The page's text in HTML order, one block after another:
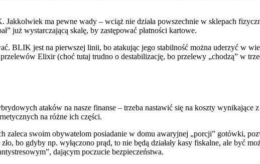
ma pewne wady – wciąż nie działa powszechnie w sklepach
już wystarczającą skalę, by zastępować płatności kartowe.
BLIK jest na pierwszej linii, bo atakując jego stabilność można uderzyć w
Elixir (choć tutaj trudno o destabilizację, bo przelewy „chodzą” w
ataków na nasze finanse – trzeba nastawić się na koszty
na różne ich części.
zaleca swoim obywatelom posiadanie w domu awaryjnej „porcji” gotówki,
bo gdyby np. wyłączono prąd, to nie będą działały kasy fiskalne, ale być
dającym poczucie bezpieczeństwa.